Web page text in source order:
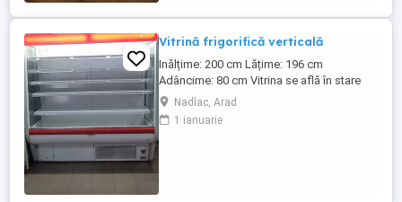
Vitrină frigorifică verticală
Inălțime: 200 cm Lățime: 196 cm
Adâncime: 80 cm Vitrina se află în stare
bună de funcționare
Nadlac, Arad
1 ianuarie